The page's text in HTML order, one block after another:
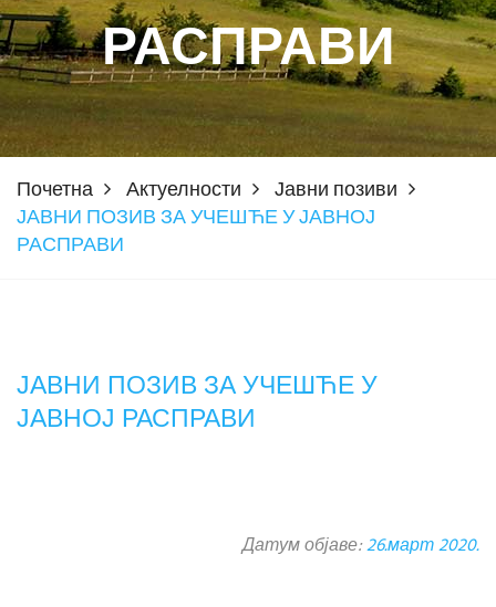
РАСПРАВИ
Почетна Актуелности
Јавни позиви
ЈАВНИ ПОЗИВ ЗА УЧЕШЋЕ У ЈАВНОЈ
РАСПРАВИ
ЈАВНИ ПОЗИВ ЗА УЧЕШЋЕ У
ЈАВНОЈ РАСПРАВИ
Датум објаве:26.март 2020.